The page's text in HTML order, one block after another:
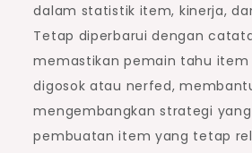
dalam statistik item, kinerja,
Tetap diperbarui dengan
memastikan pemain tahu item
digosok atau nerfed,
mengembangkan strategi
pembuatan item yang tetap